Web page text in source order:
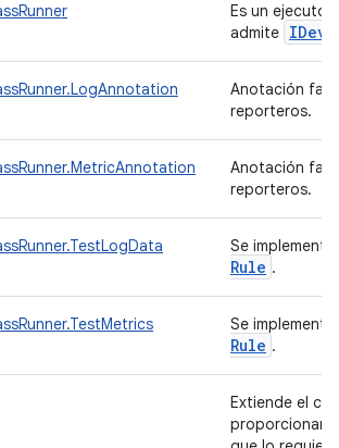
Es un ejecutor
admite
Anotación
reporteros.
Anotación
reporteros.
Se
Rule .
Se
Rule .
Extiende el
proporcionar